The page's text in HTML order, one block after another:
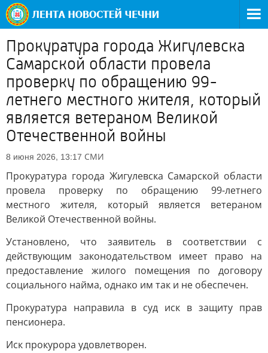
Прокуратура города Жигулевска
Самарской области провела
проверку по обращению 99-
летнего местного жителя, который
является ветераном Великой
Отечественной войны
8 июня 2026, 13:17 СМИ
Прокуратура города Жигулевска Самарской области
провела проверку по обращению 99-летнего
местного жителя, который является ветераном
Великой Отечественной войны.
Установлено, что заявитель в соответствии с
действующим законодательством имеет право на
предоставление жилого помещения по договору
социального найма, однако им так и не обеспечен.
Прокуратура направила в суд иск в защиту прав
пенсионера.
Иск прокурора удовлетворен.